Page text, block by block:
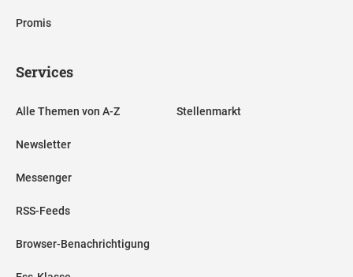
Promis
Services
Alle Themen von A-Z
Newsletter
Messenger
RSS-Feeds
Browser-Benachrichtigung
Stellenmarkt